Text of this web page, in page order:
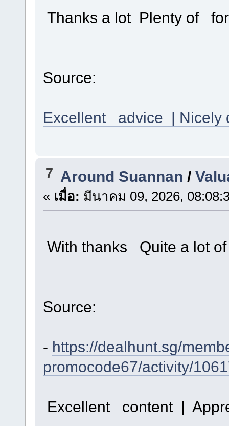
Thanks a lot Plenty of
Source:
Excellent advice | Nicely
7 Around Suannan /
« เมื่อ: มีนาคม 09, 2026,
With thanks Quite a lot
Source:
- https://dealhunt.sg/
promocode67/activity/
Excellent content |